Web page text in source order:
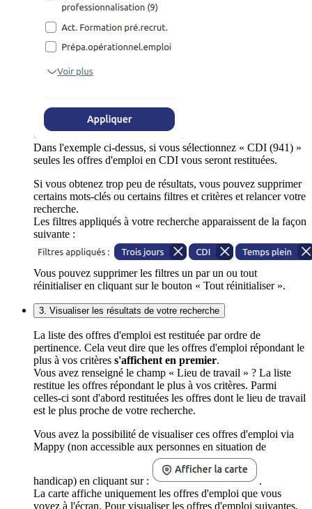
Dans l'exemple ci-dessus, si vous sélectionnez « CDI (941) »
seules les offres d'emploi en CDI vous seront restituées.
Si vous obtenez trop peu de résultats, vous pouvez supprimer
certains mots-clés ou certains filtres et critères et relancer votre
recherche.
Les filtres appliqués à votre recherche apparaissent de la façon
suivante :
Vous pouvez supprimer les filtres un par un ou tout
réinitialiser en cliquant sur le bouton « Tout réinitialiser ».
3. Visualiser les résultats de votre recherche
La liste des offres d'emploi est restituée par ordre de
pertinence. Cela veut dire que les offres d'emploi répondant le
plus à vos critères s'affichent en premier.
Vous avez renseigné le champ « Lieu de travail » ? La liste
restitue les offres répondant le plus à vos critères. Parmi
celles-ci sont d'abord restituées les offres dont le lieu de travail
est le plus proche de votre recherche.
Vous avez la possibilité de visualiser ces offres d'emploi via
Mappy (non accessible aux personnes en situation de
handicap) en cliquant sur :
.
La carte affiche uniquement les offres d'emploi que vous
voyez à l'écran. Pour visualiser les offres d'emploi suivantes,